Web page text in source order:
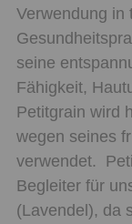
Verwendung in
seine
Fähigkeit,
Petitgrain wird
wegen seines
verwendet.
Begleiter für
(Lavendel), da